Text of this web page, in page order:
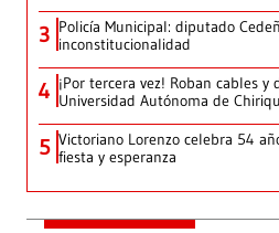
3 Policía Municipal: diputado
inconstitucionalidad
4 ¡Por tercera vez! Roban cables y
Universidad Autónoma de
5 Victoriano Lorenzo celebra 54
fiesta y esperanza